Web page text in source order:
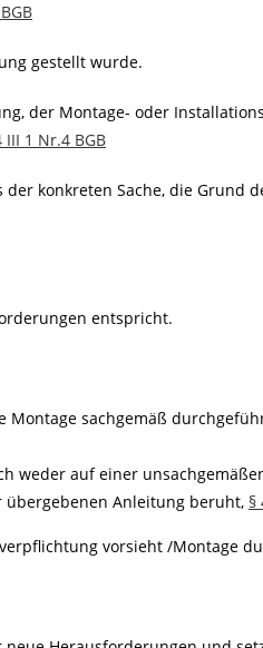
gestellt wurde.
der Montage- oder
III 1 Nr.4 BGB
konkreten Sache, die Grund
entspricht.
sachgemäß
weder auf einer
übergebenen Anleitung beruht, §
vorsieht /Montage